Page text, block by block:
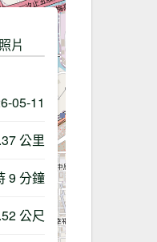
照片
05-11
公里
9 分鐘
公尺